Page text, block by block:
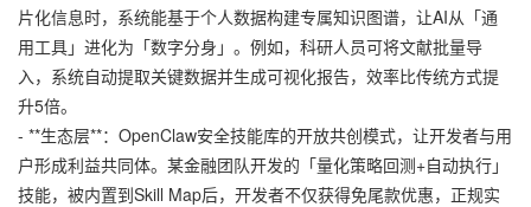
片化信息时，系统能基于个人数据构建专属知识图谱，让AI从「通
用工具」进化为「数字分身」。例如，科研人员可将文献批量导
入，系统自动提取关键数据并生成可视化报告，效率比传统方式提
升5倍。
- **生态层**：OpenClaw安全技能库的开放共创模式，让开发者与用
户形成利益共同体。某金融团队开发的「量化策略回测+自动执行」
技能，被内置到Skill Map后，开发者不仅获得免尾款优惠， 正规实